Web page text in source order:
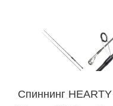
Спиннинг